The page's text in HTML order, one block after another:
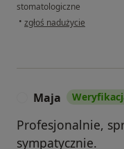
stomatologiczne
• w opinii użytkownika MP
zgłoś nadużycie
Maja
Profesjonalnie,
sympatycznie.